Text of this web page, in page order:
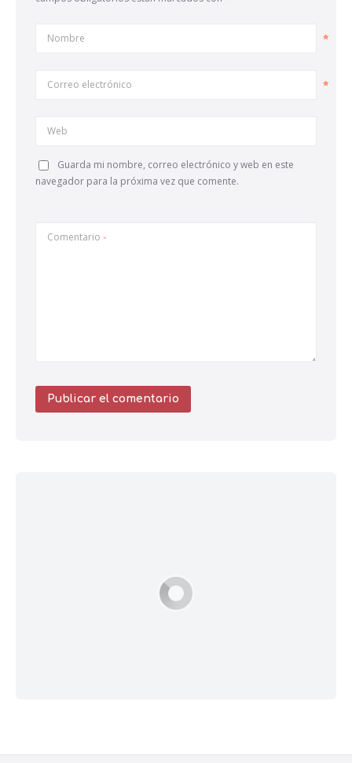
Nombre
Correo electrónico
Web
Guarda mi nombre, correo electrónico y web en este
navegador para la próxima vez que comente.
Comentario *